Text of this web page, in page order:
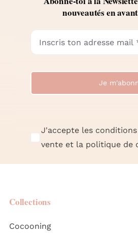
nouveautés en
Je
J'accepte les
vente et la politique de
Collections
Cocooning